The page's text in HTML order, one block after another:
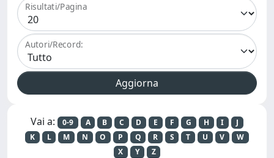
Risultati/Pagina
Autori/Record:
Vai a: 0-9 A B C D E F G H I
J
K
L M N O P Q R S T U V
W
X
Y Z